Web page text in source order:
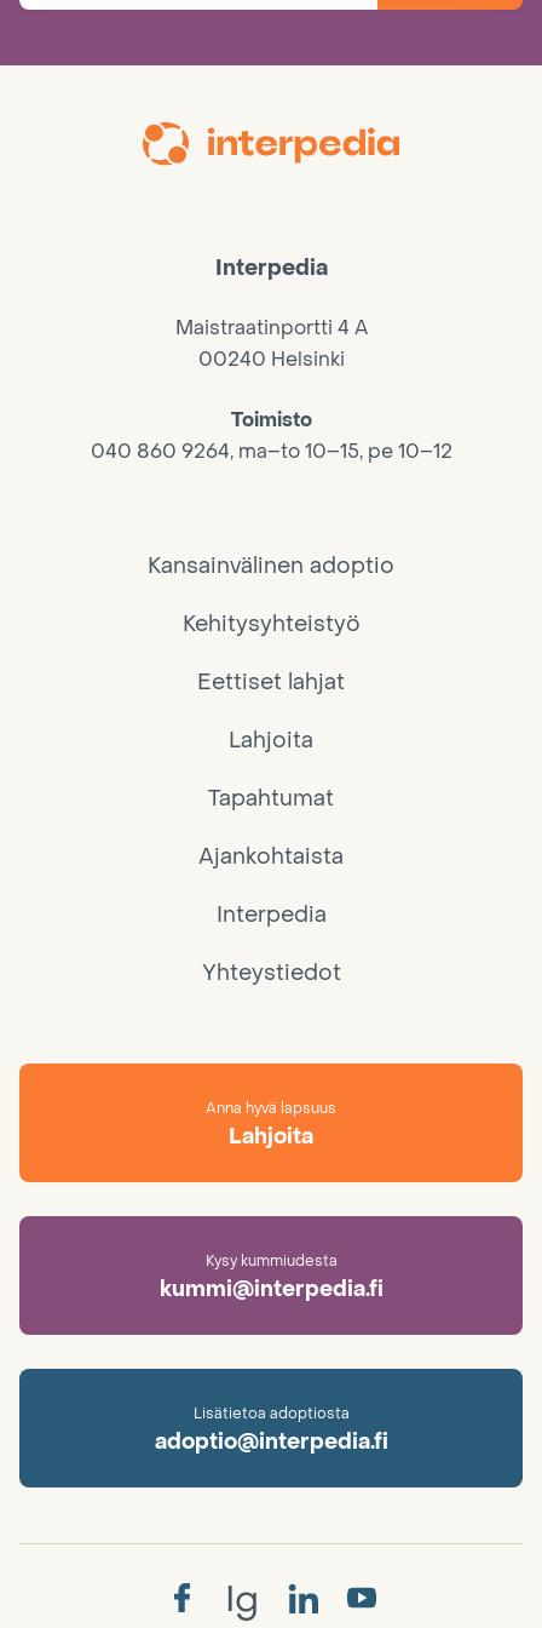
Interpedia
Maistraatinportti 4 A
00240 Helsinki
Toimisto
040 860 9264, ma–to 10–15, pe 10–12
Kansainvälinen adoptio
Kehitysyhteistyö
Eettiset lahjat
Lahjoita
Tapahtumat
Ajankohtaista
Interpedia
Yhteystiedot
Anna hyvä lapsuus
Lahjoita
Kysy kummiudesta
kummi@interpedia.fi
Lisätietoa adoptiosta
adoptio@interpedia.fi
Ig